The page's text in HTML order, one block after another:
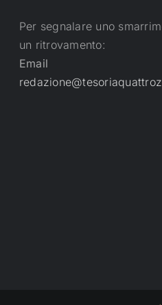
Per segnalare uno
un ritrovamento:
Email